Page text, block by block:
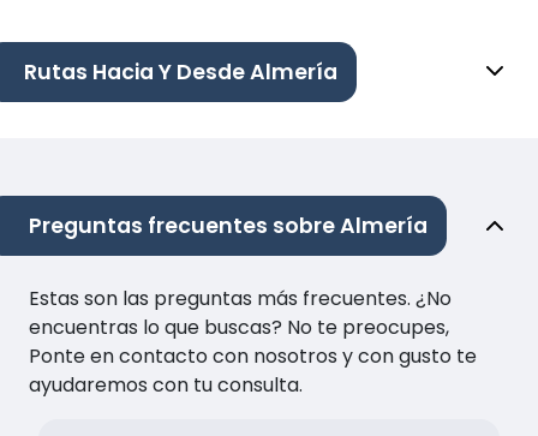
Rutas Hacia Y Desde Almería
Preguntas frecuentes sobre Almería
Estas son las preguntas más frecuentes. ¿No
encuentras lo que buscas? No te preocupes,
Ponte en contacto con nosotros y con gusto te
ayudaremos con tu consulta.